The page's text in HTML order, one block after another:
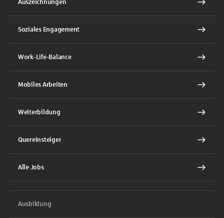
Auszeichnungen
Soziales Engagement
Work-Life-Balance
Mobiles Arbeiten
Weiterbildung
Quereinsteiger
Alle Jobs
Ausbildung